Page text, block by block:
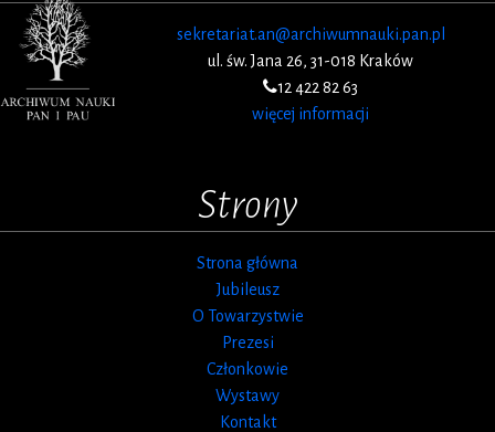
sekretariat.an@archiwumnauki.pan.pl
ul. św. Jana 26, 31-018 Kraków
12 422 82 63
więcej informacji
Strony
Strona główna
Jubileusz
O Towarzystwie
Prezesi
Członkowie
Wystawy
Kontakt